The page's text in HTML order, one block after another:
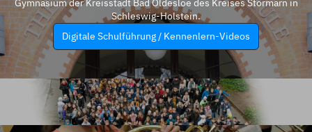
Gymnasium der Kreisstadt Bad Oldesloe des Kreises Stormarn in
Schleswig-Holstein.
Digitale Schulführung / Kennenlern-Videos